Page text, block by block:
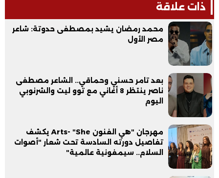
ذات علاقة
محمد رمضان يشيد بمصطفى حدوتة: شاعر
مصر الأول
بعد تامر حسني وحماقي.. الشاعر مصطفى
ناصر ينتظر 8 أغاني مع توو ليت والشرنوبي
اليوم
مهرجان "هي الفنون Arts- "She يكشف
تفاصيل دورته السادسة تحت شعار "أصوات
السلام.. سيمفونية عالمية"